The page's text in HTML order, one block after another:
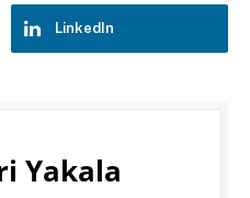
LinkedIn
Yakala